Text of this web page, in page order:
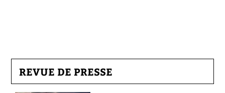
REVUE DE PRESSE